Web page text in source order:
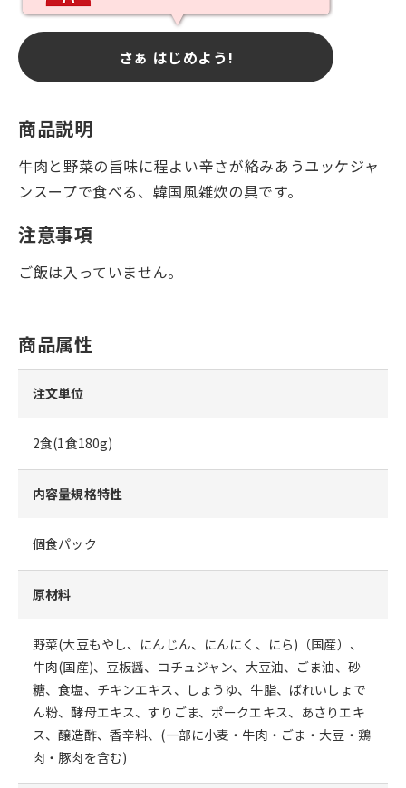
さぁ はじめよう!
商品説明
牛肉と野菜の旨味に程よい辛さが絡みあうユッケジャ
ンスープで食べる、韓国風雑炊の具です。
注意事項
ご飯は入っていません。
商品属性
注文単位
2食(1食180g)
内容量規格特性
個食パック
原材料
野菜(大豆もやし、にんじん、にんにく、にら)（国産）、
牛肉(国産)、豆板醤、コチュジャン、大豆油、ごま油、砂
糖、食塩、チキンエキス、しょうゆ、牛脂、ばれいしょで
ん粉、酵母エキス、すりごま、ポークエキス、あさりエキ
ス、醸造酢、香辛料、(一部に小麦・牛肉・ごま・大豆・鶏
肉・豚肉を含む)